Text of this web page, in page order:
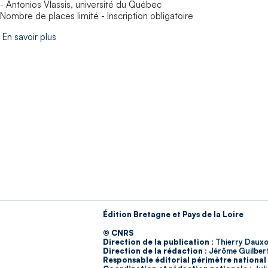
- Antonios Vlassis, université du Québec
Nombre de places limité - Inscription obligatoire
En savoir plus
Édition Bretagne et Pays de la Loire
© CNRS
Direction de la publication : Thierry
Direction de la rédaction : Jérôme
Responsable éditorial périmètre national